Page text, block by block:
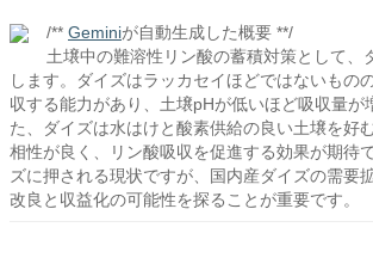
/** Geminiが自動生成した概要 **/
土壌中の難溶性リン酸の蓄積対策として、
します。ダイズはラッカセイほどではないもの
収する能力があり、土壌pHが低いほど吸収量が
た、ダイズは水はけと酸素供給の良い土壌を好
相性が良く、リン酸吸収を促進する効果が期待
ズに押される現状ですが、国内産ダイズの需要
改良と収益化の可能性を探ることが重要です。